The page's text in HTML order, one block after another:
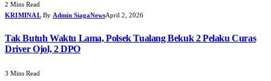
2 Mins Read
KRIMINAL By Admin SiagaNewsApril 2, 2026
Tak Butuh Waktu Lama, Polsek Tualang Bekuk 2 Pelaku Curas
Driver Ojol, 2 DPO
3 Mins Read